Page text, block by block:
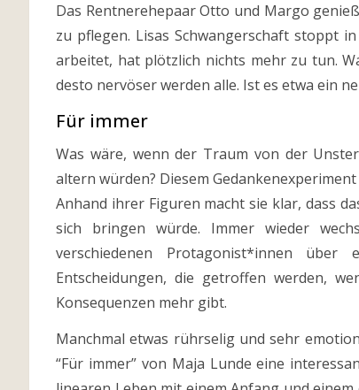
Das Rentnerehepaar Otto und Margo
zu pflegen. Lisas Schwangerschaft stoppt
arbeitet, hat plötzlich nichts mehr zu tun.
desto nervöser werden alle. Ist es etwa ein
Für immer
Was wäre, wenn der Traum von der
altern würden? Diesem
Anhand ihrer Figuren macht sie klar, dass
sich bringen würde. Immer wieder
verschiedenen Protagonist*innen über
Entscheidungen, die getroffen werden,
Konsequenzen mehr gibt.
Manchmal etwas rührselig und sehr
“Für immer” von Maja Lunde eine